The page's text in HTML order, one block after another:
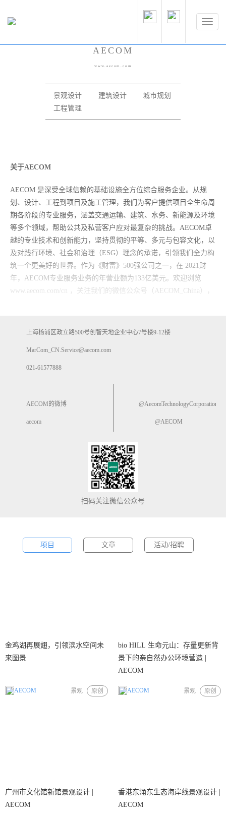
AECOM
www.aecom.com
景观设计 建筑设计
城市规划
工程管理
关于AECOM
AECOM 是深受全球信赖的基础设施全方位综合服务企业。从规
划、设计、工程到项目及施工管理，我们为客户提供项目全生命周
期各阶段的专业服务，涵盖交通运输、建筑、水务、新能源及环境
等多个领域，帮助公共及私营客户应对最复杂的挑战。AECOM卓
越的专业技术和创新能力，坚持贯彻的平等、多元与包容文化，以
及对践行环境、社会和治理（ESG）理念的承诺，引领我们全力构
筑一个更美好的世界。作为《财富》500强公司之一，在 2021财
年，AECOM专业服务业务的年营业额为133亿美元。欢迎浏览
www.aecom.com/cn ，关注我们的微信公众号（AECOM_China），
1980年代进入中国市场以来，AECOM持续为中国的城市化发展
以技术卓越与品质为先为工作核心，我们为中国客户提供全方位的
创新服务，包括新城镇规划与设计、城市更新、工业区改造、桥梁
宅地产开发、企业产业园区与市政设计，以及土地、水体及空气等
环境介质污染治理、低碳节能与气候变化应对措施管理咨询、大型
管理、工程造价咨询等。同时，在大湾区、长三角等
重点战略城市群，以及“一带一路”沿线国家和其他海外市场中，我
们与中国企业有着广泛的合作，积极协助客户把握
上海杨浦区政立路500号创智天地企业中心7号楼9-12楼
MarCom_CN.Service@aecom.com
021-61577888
AECOM的微博 @AecomTechnologyCorporation
aecom @AECOM
扫码关注微信公众号
项目 文章 活动/招聘
金鸡湖再展翅，引领滨水空间未
来图景
AECOM 景观 原创
bio HILL 生命元山：存量更新背
景下的亲自然办公环境营造 |
AECOM
AECOM 景观 原创
广州市文化馆新馆景观设计 |
AECOM
香港东涌东生态海岸线景观设计 |
AECOM